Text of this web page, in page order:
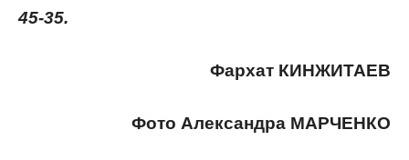
45-35.
Фархат КИНЖИТАЕВ
Фото Александра МАРЧЕНКО